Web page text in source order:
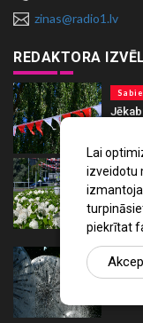
Lai
izveidotu
piekrītat
zinas@radio1.lv
REDAKTORA
viena
Pēc